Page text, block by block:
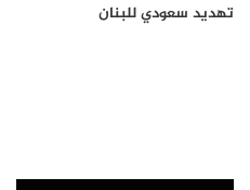
تهديد سعودي للبنان